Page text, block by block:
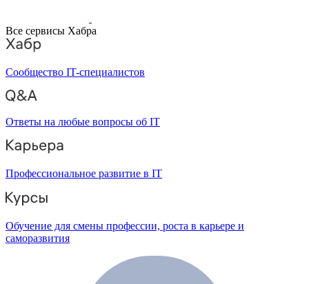
Все сервисы Хабра
Сообщество IT-специалистов
Ответы на любые вопросы об IT
Профессиональное развитие в IT
Обучение для смены профессии, роста в карьере и
саморазвития